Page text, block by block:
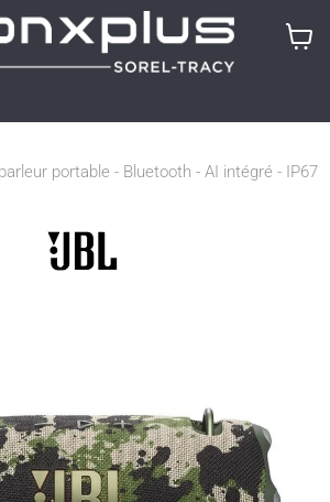
portable - Bluetooth - AI intégré - IP67